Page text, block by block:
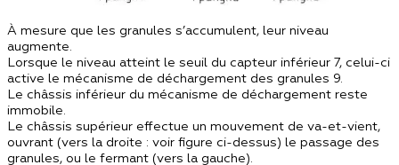
À mesure que les granules s’accumulent, leur niveau
augmente.
Lorsque le niveau atteint le seuil du capteur inférieur 7, celui-ci
active le mécanisme de déchargement des granules 9.
Le châssis inférieur du mécanisme de déchargement reste
immobile.
Le châssis supérieur effectue un mouvement de va-et-vient,
ouvrant (vers la droite : voir figure ci-dessus) le passage des
granules, ou le fermant (vers la gauche).